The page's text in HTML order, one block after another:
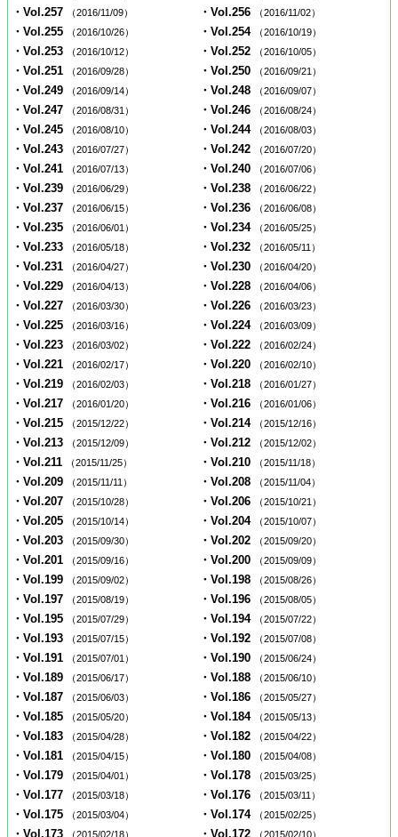
・Vol.257 （2016/11/09） ・Vol.256 （2016/11/02）
・Vol.255 （2016/10/26） ・Vol.254 （2016/10/19）
・Vol.253 （2016/10/12） ・Vol.252 （2016/10/05）
・Vol.251 （2016/09/28） ・Vol.250 （2016/09/21）
・Vol.249 （2016/09/14） ・Vol.248 （2016/09/07）
・Vol.247 （2016/08/31） ・Vol.246 （2016/08/24）
・Vol.245 （2016/08/10） ・Vol.244 （2016/08/03）
・Vol.243 （2016/07/27） ・Vol.242 （2016/07/20）
・Vol.241 （2016/07/13） ・Vol.240 （2016/07/06）
・Vol.239 （2016/06/29） ・Vol.238 （2016/06/22）
・Vol.237 （2016/06/15） ・Vol.236 （2016/06/08）
・Vol.235 （2016/06/01） ・Vol.234 （2016/05/25）
・Vol.233 （2016/05/18） ・Vol.232 （2016/05/11）
・Vol.231 （2016/04/27） ・Vol.230 （2016/04/20）
・Vol.229 （2016/04/13） ・Vol.228 （2016/04/06）
・Vol.227 （2016/03/30） ・Vol.226 （2016/03/23）
・Vol.225 （2016/03/16） ・Vol.224 （2016/03/09）
・Vol.223 （2016/03/02） ・Vol.222 （2016/02/24）
・Vol.221 （2016/02/17） ・Vol.220 （2016/02/10）
・Vol.219 （2016/02/03） ・Vol.218 （2016/01/27）
・Vol.217 （2016/01/20） ・Vol.216 （2016/01/06）
・Vol.215 （2015/12/22） ・Vol.214 （2015/12/16）
・Vol.213 （2015/12/09） ・Vol.212 （2015/12/02）
・Vol.211 （2015/11/25） ・Vol.210 （2015/11/18）
・Vol.209 （2015/11/11） ・Vol.208 （2015/11/04）
・Vol.207 （2015/10/28） ・Vol.206 （2015/10/21）
・Vol.205 （2015/10/14） ・Vol.204 （2015/10/07）
・Vol.203 （2015/09/30） ・Vol.202 （2015/09/20）
・Vol.201 （2015/09/16） ・Vol.200 （2015/09/09）
・Vol.199 （2015/09/02） ・Vol.198 （2015/08/26）
・Vol.197 （2015/08/19） ・Vol.196 （2015/08/05）
・Vol.195 （2015/07/29） ・Vol.194 （2015/07/22）
・Vol.193 （2015/07/15） ・Vol.192 （2015/07/08）
・Vol.191 （2015/07/01） ・Vol.190 （2015/06/24）
・Vol.189 （2015/06/17） ・Vol.188 （2015/06/10）
・Vol.187 （2015/06/03） ・Vol.186 （2015/05/27）
・Vol.185 （2015/05/20） ・Vol.184 （2015/05/13）
・Vol.183 （2015/04/28） ・Vol.182 （2015/04/22）
・Vol.181 （2015/04/15） ・Vol.180 （2015/04/08）
・Vol.179 （2015/04/01） ・Vol.178 （2015/03/25）
・Vol.177 （2015/03/18） ・Vol.176 （2015/03/11）
・Vol.175 （2015/03/04） ・Vol.174 （2015/02/25）
・Vol.173 （2015/02/18） ・Vol.172 （2015/02/10）